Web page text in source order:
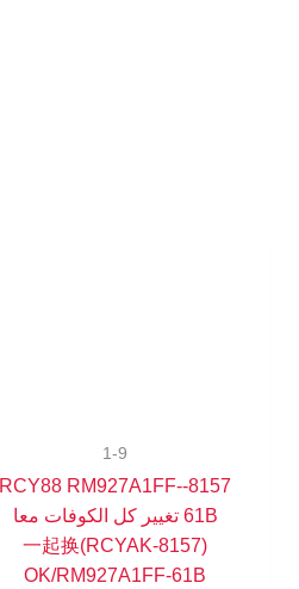
1-9
8157-RCY88 RM927A1FF-
61B تغيير كل الكوفات معا
(RCYAK-8157)一起换
OK/RM927A1FF-61B